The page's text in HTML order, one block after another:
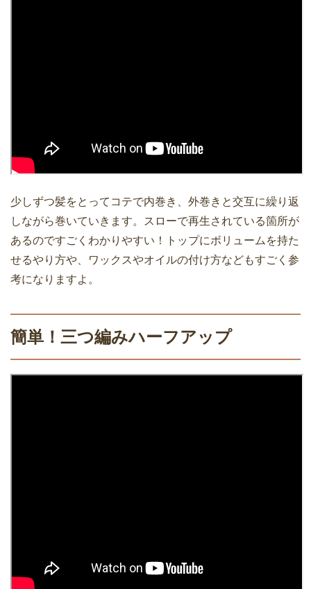
少しずつ髪をとってコテで内巻き、外巻きと交互に繰り返
しながら巻いていきます。スローで再生されている箇所が
あるのですごくわかりやすい！トップにボリュームを持た
せるやり方や、ワックスやオイルの付け方などもすごく参
考になりますよ。
簡単！三つ編みハーフアップ